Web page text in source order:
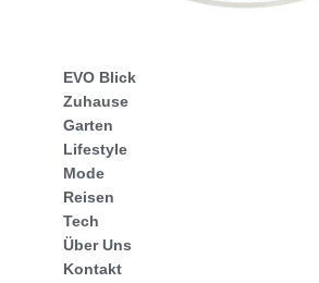
EVO Blick
Zuhause
Garten
Lifestyle
Mode
Reisen
Tech
Über Uns
Kontakt